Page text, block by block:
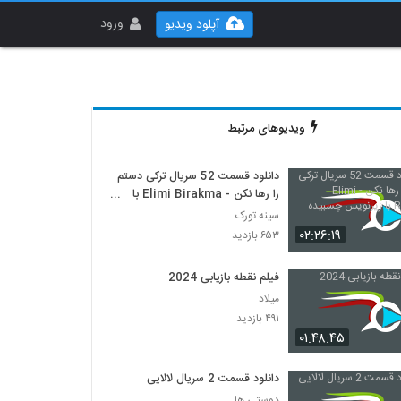
ورود آپلود ویدیو
ویدیوهای مرتبط
۰۲:۲۶:۱۹
دانلود قسمت 52 سریال ترکی دستم
را رها نکن - Elimi Birakma با
زیرنویس چسبیده
سینه تورک
۶۵۳ بازدید
۰۱:۴۸:۴۵
فیلم نقطه بازیابی 2024
میلاد
۴۹۱ بازدید
دانلود قسمت 2 سریال لالایی